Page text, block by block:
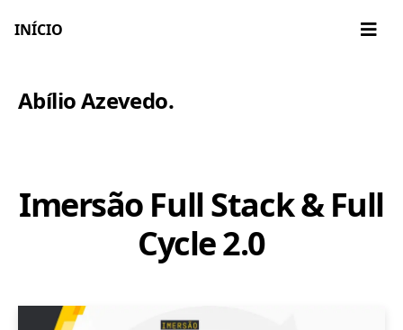
INÍCIO
Abílio Azevedo.
Imersão Full Stack & Full
Cycle 2.0